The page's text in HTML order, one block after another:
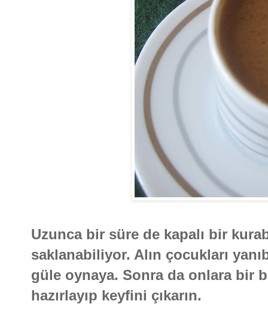
Uzunca bir süre de kapalı bir
saklanabiliyor. Alın çocukları
güle oynaya. Sonra da onlara bir
hazırlayıp keyfini çıkarın.